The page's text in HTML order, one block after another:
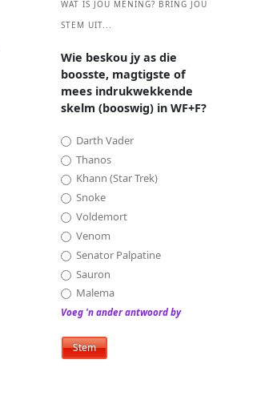
WAT IS JOU MENING? BRING JOU
STEM UIT...
Wie beskou jy as die
boosste, magtigste of
mees indrukwekkende
skelm (booswig) in WF+F?
Darth Vader
Thanos
Khann (Star Trek)
Snoke
Voldemort
Venom
Senator Palpatine
Sauron
Malema
Voeg 'n ander antwoord by